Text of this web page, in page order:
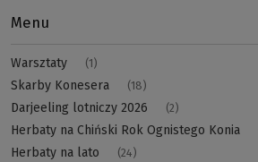
Menu
Warsztaty (1)
Skarby Konesera (18)
Darjeeling lotniczy 2026 (2)
Herbaty na Chiński Rok Ognistego Konia
Herbaty na lato (24)